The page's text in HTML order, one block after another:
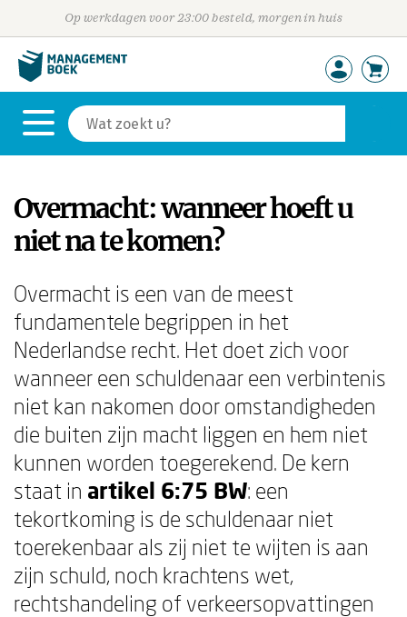
Op werkdagen voor 23:00 besteld, morgen in huis
Overmacht: wanneer hoeft u
niet na te komen?
Overmacht is een van de meest
fundamentele begrippen in het
Nederlandse recht. Het doet zich voor
wanneer een schuldenaar een verbintenis
niet kan nakomen door omstandigheden
die buiten zijn macht liggen en hem niet
kunnen worden toegerekend. De kern
staat in artikel 6:75 BW: een
tekortkoming is de schuldenaar niet
toerekenbaar als zij niet te wijten is aan
zijn schuld, noch krachtens wet,
rechtshandeling of verkeersopvattingen